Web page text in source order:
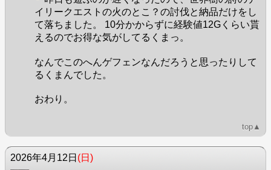
イリークエストの火のとこ？の討伐と納品だけをし
て落ちました。 10分かからずに経験値12Gくらい貰
えるのでお得な気がしてるくまっ。
なんでこのへんゲフェンなんだろうと思ったりして
るくまんでした。
おわり。
top▲
2026年4月12日 (日)